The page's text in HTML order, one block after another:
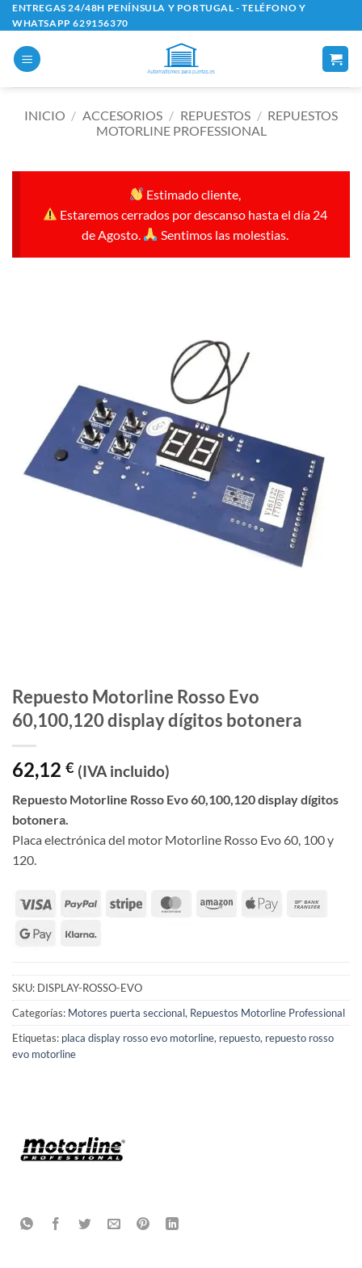
Saltar
al
contenido
ENTREGAS 24/48H PENÍNSULA Y PORTUGAL - TELÉFONO Y
WHATSAPP 629156370
INICIO / ACCESORIOS / REPUESTOS / REPUESTOS
MOTORLINE PROFESSIONAL
Estimado cliente,
Estaremos cerrados por descanso hasta el día 24
de Agosto.
Sentimos las molestias.
Repuesto Motorline Rosso Evo
60,100,120 display dígitos botonera
62,12 € (IVA incluido)
Repuesto Motorline Rosso Evo 60,100,120 display dígitos
botonera.
Placa electrónica del motor Motorline Rosso Evo 60, 100 y
120.
SKU: DISPLAY-ROSSO-EVO
Categorías: Motores puerta seccional, Repuestos Motorline Professional
Etiquetas: placa display rosso evo motorline, repuesto, repuesto rosso
evo motorline